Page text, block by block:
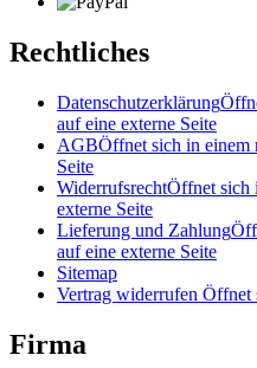
Rechtliches
Datenschutzerklärung
auf eine externe Seite
AGBÖffnet sich in einem
Seite
WiderrufsrechtÖffnet sich
externe Seite
Lieferung und Zahlung
auf eine externe Seite
Sitemap
Vertrag widerrufen Öffnet
Firma